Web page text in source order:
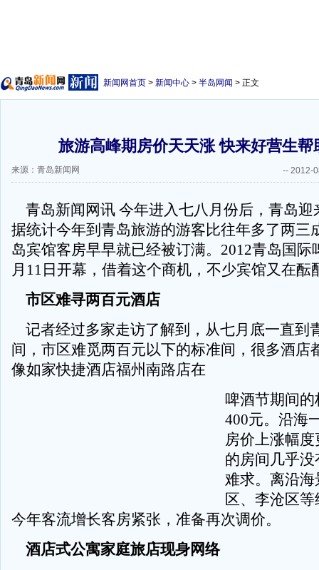
新闻网首页 > 新闻中心 > 半岛网闻 > 正文
旅游高峰期房价天天涨 快来好营生帮
来源：青岛新闻网 -- 2012-
青岛新闻网讯 今年进入七八月份后，青岛迎
据统计今年到青岛旅游的游客比往年多了两三
岛宾馆客房早早就已经被订满。 2012青岛国际
月 11 日开幕，借着这个商机，不少宾馆又在酝
市区难寻两百元酒店
记者经过多家走访了解到，从七月底一直到
间，市区难觅两百元以下的标准间，很多酒店
像如家快捷酒店福州南路店在
啤酒节期间
400元。沿海
房价上涨幅
的房间几乎
难求。离沿
区、李沧区
今年客流增长客房紧张，准备再次调价。
酒店式公寓家庭旅店现身网络